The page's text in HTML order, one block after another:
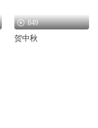
849
贺中秋